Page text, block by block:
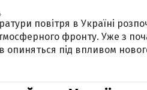
повітря в Україні
фронту. Уже з
опиняться під впливом